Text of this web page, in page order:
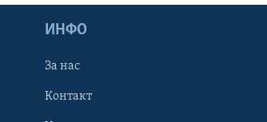
ИНФО
За нас
Контакт